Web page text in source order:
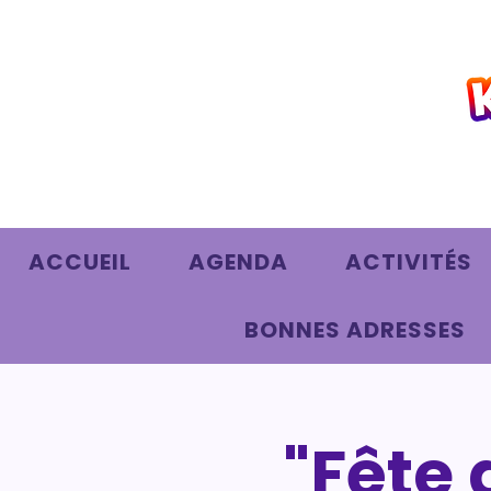
ACCUEIL AGENDA ACTIVITÉS
BONNES ADRESSES